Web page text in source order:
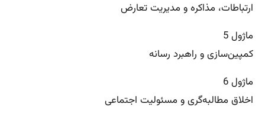
ارتباطات، مذاکره و مدیریت تعارض
ماژول 5
کمپین‌سازی و راهبرد رسانه
ماژول 6
اخلاق مطالبه‌گری و مسئولیت اجتماعی